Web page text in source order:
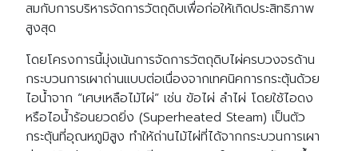
สมกับการบริหารจัดการวัตถุดิบเพื่อก่อให้เกิดประสิทธิภาพ
สูงสุด
โดยโครงการนี้มุ่งเน้นการจัดการวัตถุดิบไผ่ครบวงจรด้าน
กระบวนการเผาถ่านแบบต่อเนื่องจากเทคนิคการกระตุ้นด้วย
ไอน้ำจาก “เศษเหลือไม้ไผ่” เช่น ข้อไผ่ ลำไผ่ โดยใช้ไอดง
หรือไอน้ำร้อนยวดยิ่ง (Superheated Steam) เป็นตัว
กระตุ้นที่อุณหภูมิสูง ทําให้ถ่านไม้ไผ่ที่ได้จากกระบวนการเผา